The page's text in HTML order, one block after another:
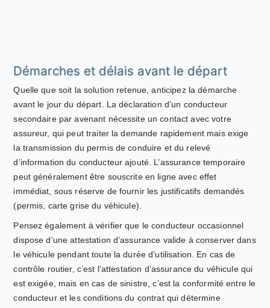
Démarches et délais avant le départ
Quelle que soit la solution retenue, anticipez la démarche
avant le jour du départ. La déclaration d’un conducteur
secondaire par avenant nécessite un contact avec votre
assureur, qui peut traiter la demande rapidement mais exige
la transmission du permis de conduire et du relevé
d’information du conducteur ajouté. L’assurance temporaire
peut généralement être souscrite en ligne avec effet
immédiat, sous réserve de fournir les justificatifs demandés
(permis, carte grise du véhicule).
Pensez également à vérifier que le conducteur occasionnel
dispose d’une attestation d’assurance valide à conserver dans
le véhicule pendant toute la durée d’utilisation. En cas de
contrôle routier, c’est l’attestation d’assurance du véhicule qui
est exigée, mais en cas de sinistre, c’est la conformité entre le
conducteur et les conditions du contrat qui détermine